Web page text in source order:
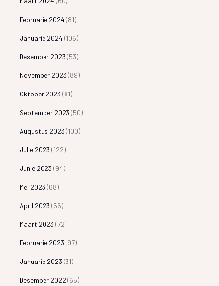
Februarie 2024 (81)
Januarie 2024 (106)
Desember 2023 (53)
November 2023 (89)
Oktober 2023 (81)
September 2023 (50)
Augustus 2023 (100)
Julie 2023 (122)
Junie 2023 (94)
Mei 2023 (68)
April 2023 (56)
Maart 2023 (72)
Februarie 2023 (97)
Januarie 2023 (31)
Desember 2022 (65)